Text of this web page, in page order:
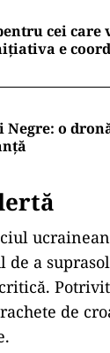
cei care
e
o
a
Potrivit
de